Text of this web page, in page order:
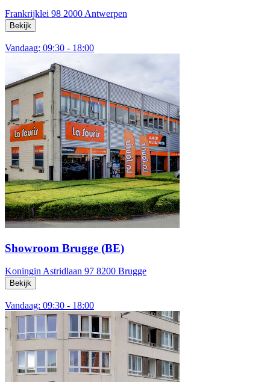
Frankrijklei 98 2000 Antwerpen
Bekijk
Vandaag: 09:30 - 18:00
Showroom Brugge (BE)
Koningin Astridlaan 97 8200 Brugge
Bekijk
Vandaag: 09:30 - 18:00